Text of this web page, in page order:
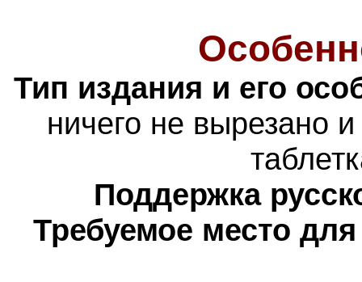
Тип издания и его
ничего не вырезано
Поддержка
Требуемое место